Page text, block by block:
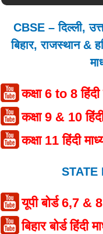
CBSE – दिल्ली,
बिहार, राजस्थान &
कक्षा 6 to 8 हिंदी
कक्षा 9 & 10
कक्षा 11 हिंदी
STATE
यूपी बोर्ड 6,7 & 8
बिहार बोर्ड हिंदी